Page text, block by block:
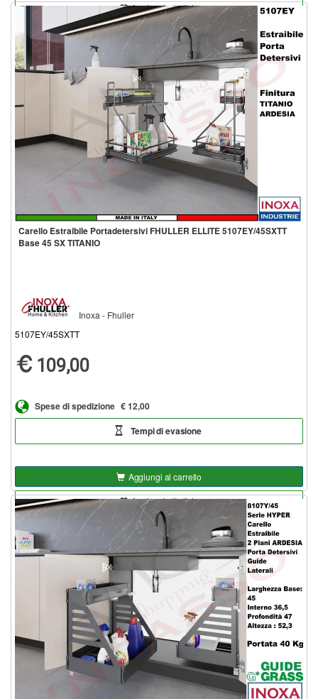
Aggiungi alla lista
Carello Estraibile Portadetersivi FHULLER ELLITE 5107EY/45SXTT
Base 45 SX TITANIO
Inoxa - Fhuller
5107EY/45SXTT
109,00
Spese di spedizione € 12,00
Tempi di evasione
Aggiungi al carrello
Aggiungi alla lista